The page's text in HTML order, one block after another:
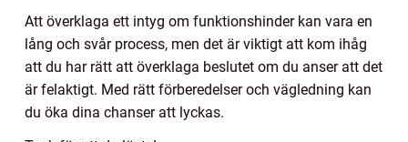
Att överklaga ett intyg om funktionshinder kan vara en
lång och svår process, men det är viktigt att kom ihåg
att du har rätt att överklaga beslutet om du anser att det
är felaktigt. Med rätt förberedelser och vägledning kan
du öka dina chanser att lyckas.